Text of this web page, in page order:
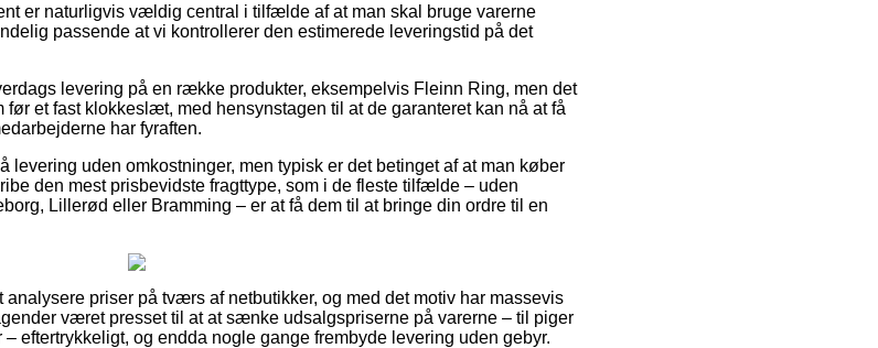
er naturligvis vældig central i tilfælde af at man skal bruge varerne
passende at vi kontrollerer den estimerede leveringstid på det
levering på en række produkter, eksempelvis Fleinn Ring, men det
et fast klokkeslæt, med hensynstagen til at de garanteret kan nå at få
har fyraften.
levering uden omkostninger, men typisk er det betinget af at man køber
den mest prisbevidste fragttype, som i de fleste tilfælde – uden
Lillerød eller Bramming – er at få dem til at bringe din ordre til en
priser på tværs af netbutikker, og med det motiv har massevis
været presset til at at sænke udsalgspriserne på varerne – til piger
eftertrykkeligt, og endda nogle gange frembyde levering uden gebyr.